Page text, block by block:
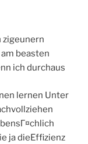
zigeunern
beasten
ich durchaus
lernen Unter
ja dieEffizienz